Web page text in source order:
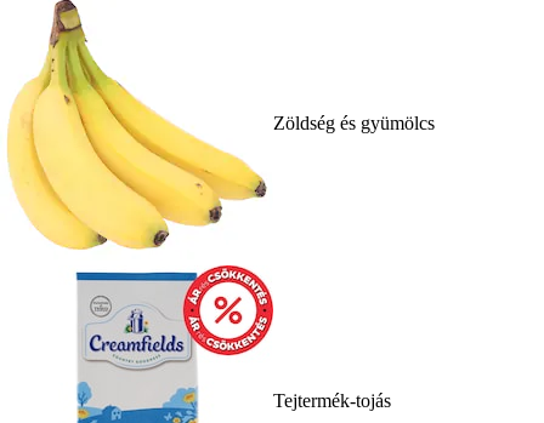
Zöldség és gyümölcs
Tejtermék-tojás